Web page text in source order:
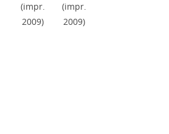
(impr.
2009)
(impr.
2009)